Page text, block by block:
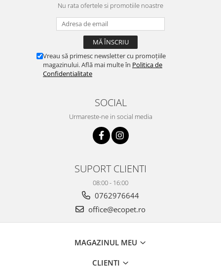
Nu rata ofertele si promotiile noastre
Vreau să primesc newsletter cu promoțiile
magazinului. Află mai multe în Politica de
Confidentialitate
SOCIAL
Urmareste-ne in social media
SUPORT CLIENTI
08:00 - 16:00
0762976644
office@ecopet.ro
MAGAZINUL MEU
CLIENTI